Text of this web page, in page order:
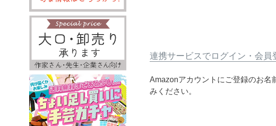
連携サービスでログイン・会員
Amazonアカウントにご登録のお名
みください。